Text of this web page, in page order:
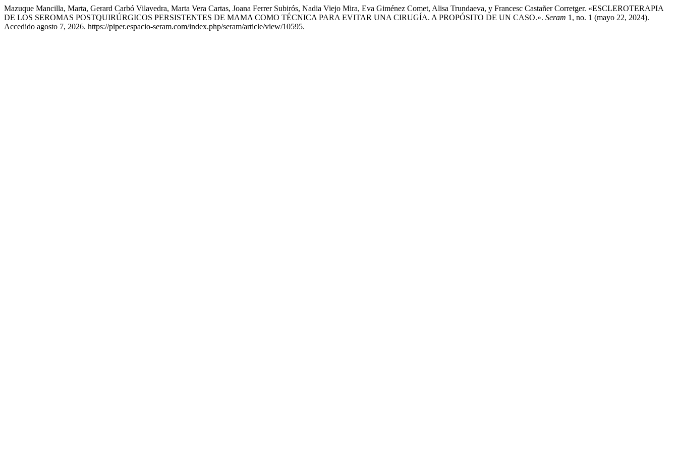
Mazuque Mancilla, Marta, Gerard Carbó Vilavedra, Marta Vera Cartas, Joana Ferrer Subirós, Nadia Viejo Mira, Eva Giménez Comet, Alisa Trundaeva, y Francesc Castañer Corretger. «ESCLEROTERAPIA
DE LOS SEROMAS POSTQUIRÚRGICOS PERSISTENTES DE MAMA COMO TÉCNICA PARA EVITAR UNA CIRUGÍA. A PROPÓSITO DE UN CASO.». Seram 1, no. 1 (mayo 22, 2024).
Accedido agosto 7, 2026. https://piper.espacio-seram.com/index.php/seram/article/view/10595.